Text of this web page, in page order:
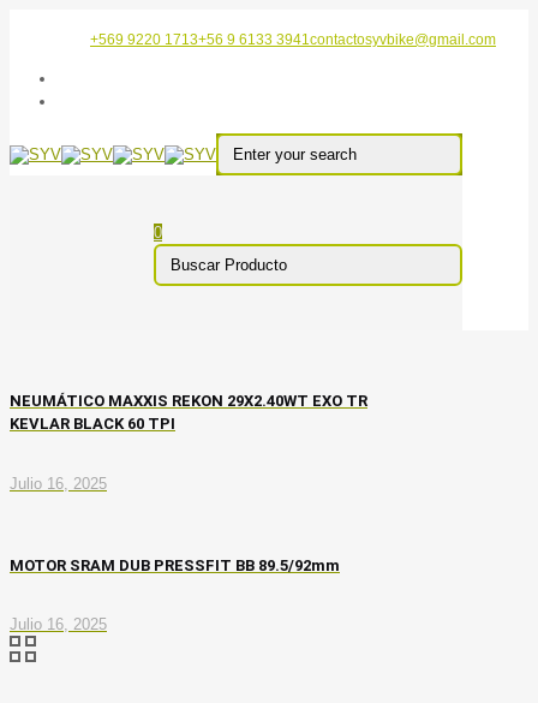
+569 9220 1713+56 9 6133 3941contactosyvbike@gmail.com
0
NEUMÁTICO MAXXIS REKON 29X2.40WT EXO TR
KEVLAR BLACK 60 TPI
Julio 16, 2025
MOTOR SRAM DUB PRESSFIT BB 89.5/92mm
Julio 16, 2025